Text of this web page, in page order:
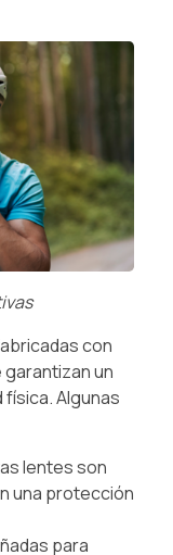
con
garantizan un
Algunas
lentes son
una protección
para